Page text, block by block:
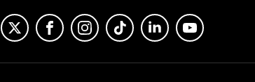
TwitterFacebookInstagramTikTokLinkedinYouTube